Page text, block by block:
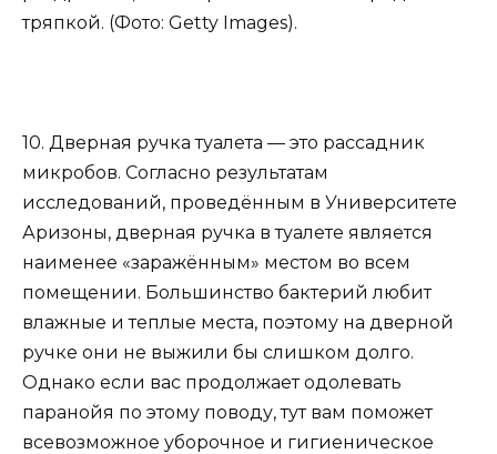
тряпкой. (Фото: Getty Images).
10. Дверная ручка туалета — это рассадник
микробов. Согласно результатам
исследований, проведённым в Университете
Аризоны, дверная ручка в туалете является
наименее «заражённым» местом во всем
помещении. Большинство бактерий любит
влажные и теплые места, поэтому на дверной
ручке они не выжили бы слишком долго.
Однако если вас продолжает одолевать
паранойя по этому поводу, тут вам поможет
всевозможное уборочное и гигиеническое